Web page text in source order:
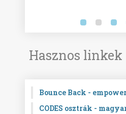
Hasznos linkek
Bounce Back -
CODES osztrák -